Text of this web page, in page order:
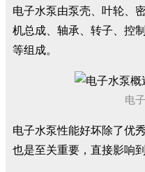
电子水泵由泵壳、叶轮、
机总成、轴承、转子、控
等组成。
电
电子水泵性能好坏除了优
也是至关重要，直接影响